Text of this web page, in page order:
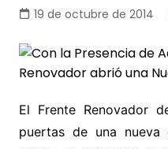
19 de octubre de 2014
El Frente Renovador
puertas de una nueva